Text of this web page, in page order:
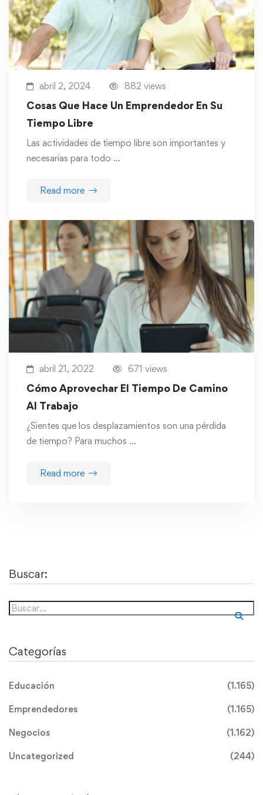
abril 2, 2024 882 views
Cosas Que Hace Un Emprendedor En Su
Tiempo Libre
Las actividades de tiempo libre son importantes y
necesarias para todo …
Read more
abril 21, 2022 671 views
Cómo Aprovechar El Tiempo De Camino
Al Trabajo
¿Sientes que los desplazamientos son una pérdida
de tiempo? Para muchos …
Read more
Buscar:
Categorías
Educación (1.165)
Emprendedores (1.165)
Negocios (1.162)
Uncategorized (244)